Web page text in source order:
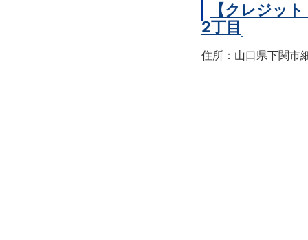
【クレジッ
2丁目
住所：山口県下関市